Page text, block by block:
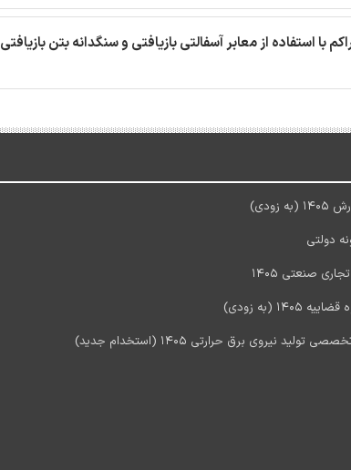
با استفاده از معابر آسفالتی بازیافتی و سنگدانه بتن بازیافتی
دولتی
صنعتی 1405
(به زودی)
نیروی برق حرارتی 1405 (استخدام جدید)